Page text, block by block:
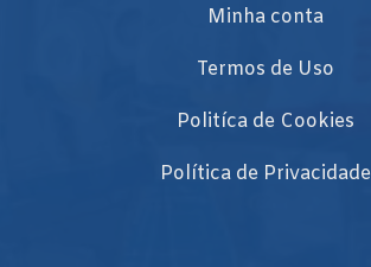
Minha conta
Termos de Uso
Politíca de Cookies
Política de Privacidade